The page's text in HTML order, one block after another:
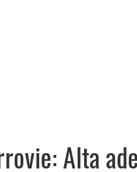
Alta